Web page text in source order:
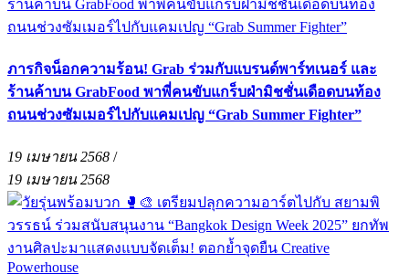
ภารกิจน็อกความร้อน! Grab ร่วมกับแบรนด์พาร์ทเนอร์ และ
ร้านค้าบน GrabFood พาพี่คนขับแกร็บฝ่ามิชชั่นเดือดบนท้อง
ถนนช่วงซัมเมอร์ไปกับแคมเปญ “Grab Summer Fighter”
19 เมษายน 2568 /
19 เมษายน 2568